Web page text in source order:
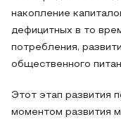
накопление
дефицитных в то
потребления,
общественного
Этот этап развития
моментом развития